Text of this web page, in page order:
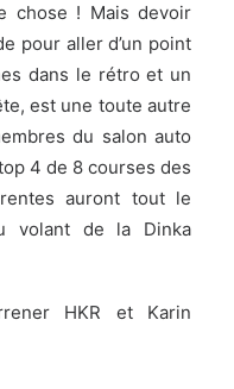
chose ! Mais devoir
pour aller d’un point
dans le rétro et un
est une toute autre
du salon auto
4 de 8 courses des
auront tout le
volant de la Dinka